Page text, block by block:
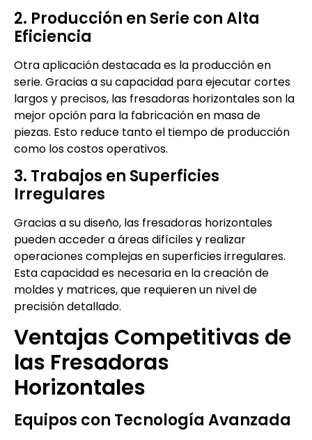
2. Producción en Serie con Alta
Eficiencia
Otra aplicación destacada es la producción en
serie. Gracias a su capacidad para ejecutar cortes
largos y precisos, las fresadoras horizontales son la
mejor opción para la fabricación en masa de
piezas. Esto reduce tanto el tiempo de producción
como los costos operativos.
3. Trabajos en Superficies
Irregulares
Gracias a su diseño, las fresadoras horizontales
pueden acceder a áreas difíciles y realizar
operaciones complejas en superficies irregulares.
Esta capacidad es necesaria en la creación de
moldes y matrices, que requieren un nivel de
precisión detallado.
Ventajas Competitivas de
las Fresadoras
Horizontales
Equipos con Tecnología Avanzada